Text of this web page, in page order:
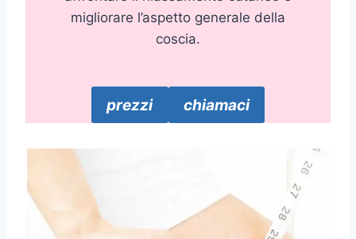
migliorare l’aspetto generale della
coscia.
prezzi chiamaci